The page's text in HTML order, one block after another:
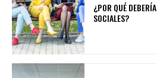
¿POR QUÉ
SOCIALES?